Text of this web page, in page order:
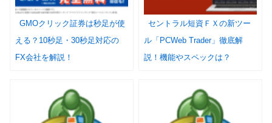
GMOクリック証券は秒足が使
える？10秒足・30秒足対応の
FX会社を解説！
セントラル短資ＦＸの新ツー
ル「PCWeb Trader」徹底解
説！機能やスペックは？